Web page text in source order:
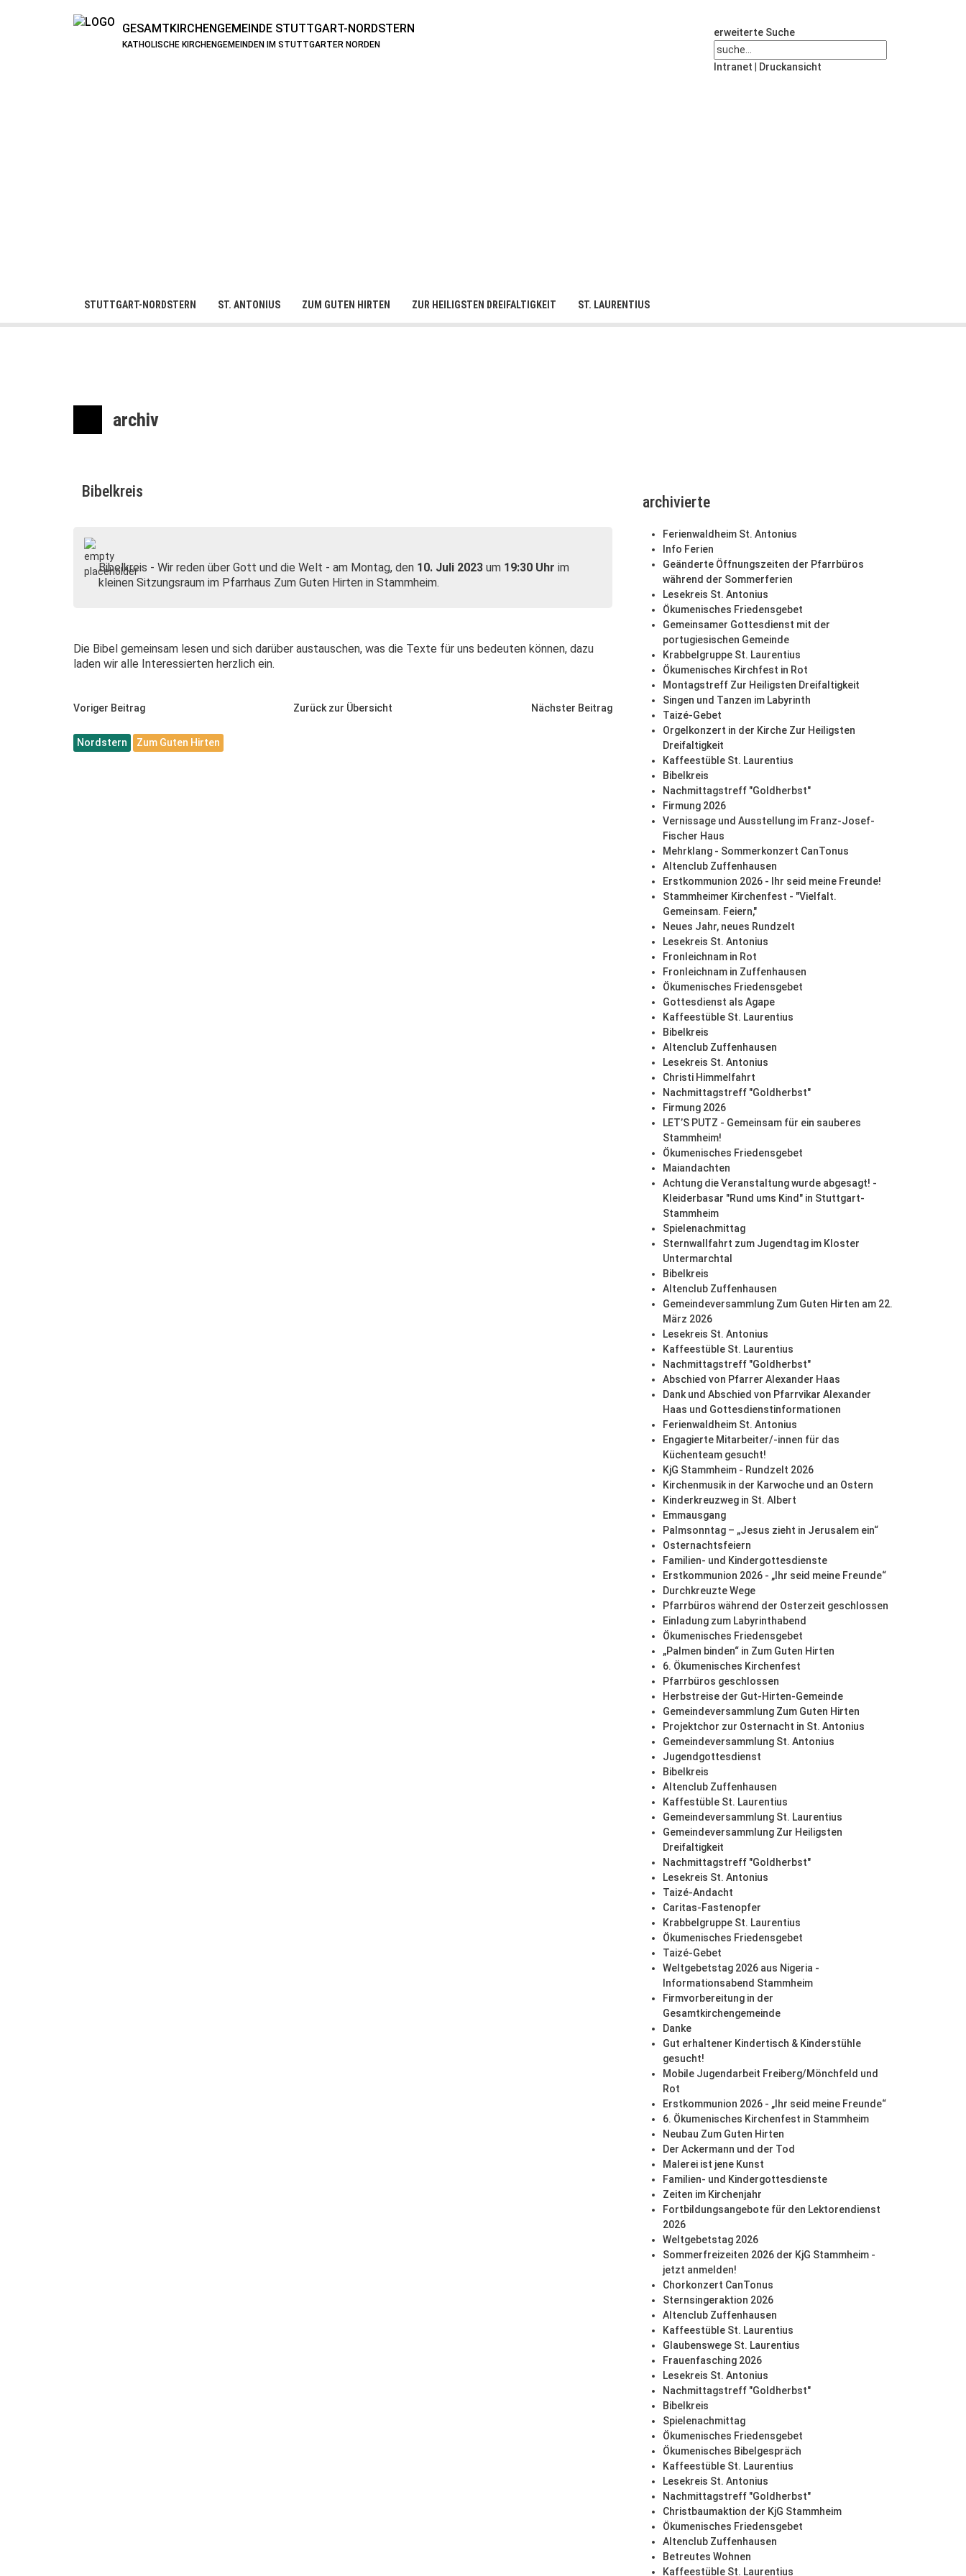
GESAMTKIRCHENGEMEINDE STUTTGART-NORDSTERN
KATHOLISCHE KIRCHENGEMEINDEN IM STUTTGARTER NORDEN
erweiterte Suche
Intranet Druckansicht
STUTTGART-NORDSTERN ST. ANTONIUS ZUM GUTEN HIRTEN ZUR HEILIGSTEN DREIFALTIGKEIT ST. LAURENTIUS
archiv
Bibelkreis
Bibelkreis - Wir reden über Gott und die Welt - am Montag, den 10. Juli 2023 um 19:30 Uhr im
kleinen Sitzungsraum im Pfarrhaus Zum Guten Hirten in Stammheim.
Die Bibel gemeinsam lesen und sich darüber austauschen, was die Texte für uns bedeuten können, dazu
laden wir alle Interessierten herzlich ein.
Voriger Beitrag Zurück zur Übersicht Nächster Beitrag
Nordstern Zum Guten Hirten
archivierte
Ferienwaldheim St. Antonius
Info Ferien
Geänderte Öffnungszeiten der Pfarrbüros
während der Sommerferien
Lesekreis St. Antonius
Ökumenisches Friedensgebet
Gemeinsamer Gottesdienst mit der
portugiesischen Gemeinde
Krabbelgruppe St. Laurentius
Ökumenisches Kirchfest in Rot
Montagstreff Zur Heiligsten Dreifaltigkeit
Singen und Tanzen im Labyrinth
Taizé-Gebet
Orgelkonzert in der Kirche Zur Heiligsten
Dreifaltigkeit
Kaffeestüble St. Laurentius
Bibelkreis
Nachmittagstreff "Goldherbst"
Firmung 2026
Vernissage und Ausstellung im Franz-Josef-
Fischer Haus
Mehrklang - Sommerkonzert CanTonus
Altenclub Zuffenhausen
Erstkommunion 2026 - Ihr seid meine Freunde!
Stammheimer Kirchenfest - "Vielfalt.
Gemeinsam. Feiern,"
Neues Jahr, neues Rundzelt
Lesekreis St. Antonius
Fronleichnam in Rot
Fronleichnam in Zuffenhausen
Ökumenisches Friedensgebet
Gottesdienst als Agape
Kaffeestüble St. Laurentius
Bibelkreis
Altenclub Zuffenhausen
Lesekreis St. Antonius
Christi Himmelfahrt
Nachmittagstreff "Goldherbst"
Firmung 2026
LET’S PUTZ - Gemeinsam für ein sauberes
Stammheim!
Ökumenisches Friedensgebet
Maiandachten
Achtung die Veranstaltung wurde abgesagt! -
Kleiderbasar "Rund ums Kind" in Stuttgart-
Stammheim
Spielenachmittag
Sternwallfahrt zum Jugendtag im Kloster
Untermarchtal
Bibelkreis
Altenclub Zuffenhausen
Gemeindeversammlung Zum Guten Hirten am 22.
März 2026
Lesekreis St. Antonius
Kaffeestüble St. Laurentius
Nachmittagstreff "Goldherbst"
Abschied von Pfarrer Alexander Haas
Dank und Abschied von Pfarrvikar Alexander
Haas und Gottesdienstinformationen
Ferienwaldheim St. Antonius
Engagierte Mitarbeiter/-innen für das
Küchenteam gesucht!
KjG Stammheim - Rundzelt 2026
Kirchenmusik in der Karwoche und an Ostern
Kinderkreuzweg in St. Albert
Emmausgang
Palmsonntag – „Jesus zieht in Jerusalem ein“
Osternachtsfeiern
Familien- und Kindergottesdienste
Erstkommunion 2026 - „Ihr seid meine Freunde“
Durchkreuzte Wege
Pfarrbüros während der Osterzeit geschlossen
Einladung zum Labyrinthabend
Ökumenisches Friedensgebet
„Palmen binden“ in Zum Guten Hirten
6. Ökumenisches Kirchenfest
Pfarrbüros geschlossen
Herbstreise der Gut-Hirten-Gemeinde
Gemeindeversammlung Zum Guten Hirten
Projektchor zur Osternacht in St. Antonius
Gemeindeversammlung St. Antonius
Jugendgottesdienst
Bibelkreis
Altenclub Zuffenhausen
Kaffestüble St. Laurentius
Gemeindeversammlung St. Laurentius
Gemeindeversammlung Zur Heiligsten
Dreifaltigkeit
Nachmittagstreff "Goldherbst"
Lesekreis St. Antonius
Taizé-Andacht
Caritas-Fastenopfer
Krabbelgruppe St. Laurentius
Ökumenisches Friedensgebet
Taizé-Gebet
Weltgebetstag 2026 aus Nigeria -
Informationsabend Stammheim
Firmvorbereitung in der
Gesamtkirchengemeinde
Danke
Gut erhaltener Kindertisch & Kinderstühle
gesucht!
Mobile Jugendarbeit Freiberg/Mönchfeld und
Rot
Erstkommunion 2026 - „Ihr seid meine Freunde“
6. Ökumenisches Kirchenfest in Stammheim
Neubau Zum Guten Hirten
Der Ackermann und der Tod
Malerei ist jene Kunst
Familien- und Kindergottesdienste
Zeiten im Kirchenjahr
Fortbildungsangebote für den Lektorendienst
2026
Weltgebetstag 2026
Sommerfreizeiten 2026 der KjG Stammheim -
jetzt anmelden!
Chorkonzert CanTonus
Sternsingeraktion 2026
Altenclub Zuffenhausen
Kaffeestüble St. Laurentius
Glaubenswege St. Laurentius
Frauenfasching 2026
Lesekreis St. Antonius
Nachmittagstreff "Goldherbst"
Bibelkreis
Spielenachmittag
Ökumenisches Friedensgebet
Ökumenisches Bibelgespräch
Kaffeestüble St. Laurentius
Lesekreis St. Antonius
Nachmittagstreff "Goldherbst"
Christbaumaktion der KjG Stammheim
Ökumenisches Friedensgebet
Altenclub Zuffenhausen
Betreutes Wohnen
Kaffeestüble St. Laurentius